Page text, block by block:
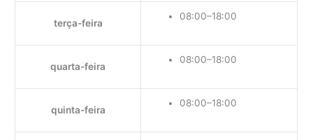
terça-feira
08:00–18:00
quarta-feira
08:00–18:00
quinta-feira
08:00–18:00